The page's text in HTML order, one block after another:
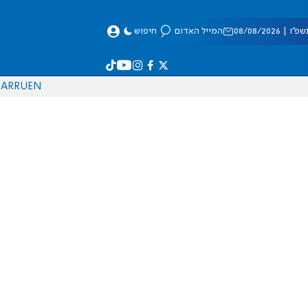
08/2026 המייל האדום חיפוש
EN
RU
AR